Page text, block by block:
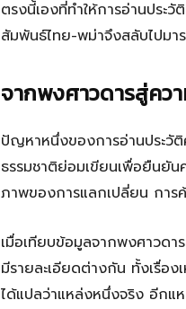
ตรงนี้เองที่ทำให้การอ่านประ
สัมพันธ์ไทย-พม่าจึงสลับไปมา
จากพงศาวดารสู่คว
ปัญหาหนึ่งของการอ่านประวั
ธรรมชาติย่อมเขียนเพื่อยืนยั
ภาพของการแลกเปลี่ยน การ
เมื่อเทียบข้อมูลจากพงศาวด
มีรายละเอียดต่างกัน ทั้งเรื่อ
ได้แปลว่าแหล่งหนึ่งจริง อีกแ